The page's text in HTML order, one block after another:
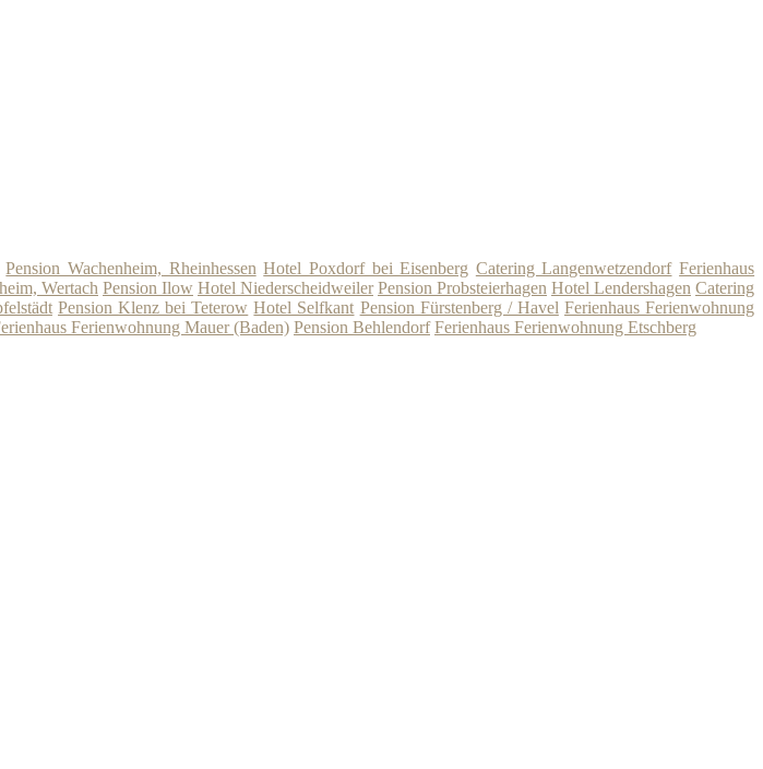
Pension Wachenheim, Rheinhessen Hotel Poxdorf bei Eisenberg Catering Langenwetzendorf Ferienhaus
Wertach Pension Ilow Hotel Niederscheidweiler Pension Probsteierhagen Hotel Lendershagen Catering
Pension Klenz bei Teterow Hotel Selfkant Pension Fürstenberg / Havel Ferienhaus Ferienwohnung
Ferienwohnung Mauer (Baden) Pension Behlendorf Ferienhaus Ferienwohnung Etschberg